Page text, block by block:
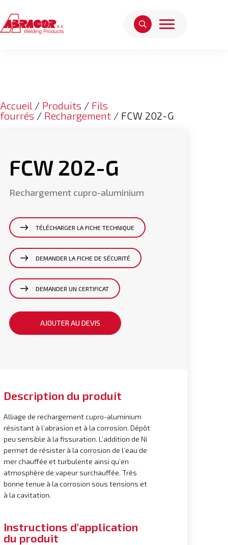
Accueil / Produits / Fils
fourrés / Rechargement / FCW 202-G
FCW 202-G
Rechargement cupro-aluminium
TÉLÉCHARGER LA FICHE TECHNIQUE
DEMANDER LA FICHE DE SÉCURITÉ
DEMANDER UN CERTIFICAT
AJOUTER AU DEVIS
Description du produit
Alliage de rechargement cupro-aluminium
résistant à l’abrasion et à la corrosion. Dépôt
peu sensible à la fissuration. L’addition de Ni
permet de résister à la corrosion de l’eau de
mer chauffée et turbulente ainsi qu’en
atmosphère de vapeur surchauffée. Très
bonne tenue à la corrosion sous tensions et
à la cavitation.
Instructions d'application
du produit